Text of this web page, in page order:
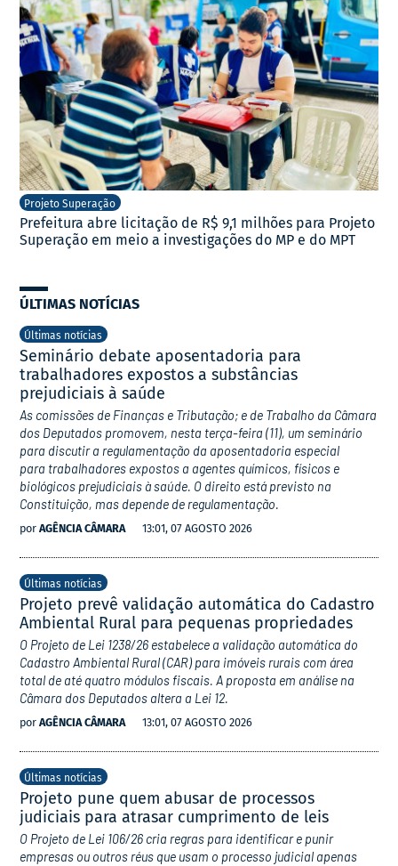
Projeto Superação
Prefeitura abre licitação de R$ 9,1 milhões para Projeto
Superação em meio a investigações do MP e do MPT
ÚLTIMAS NOTÍCIAS
Últimas notícias
Seminário debate aposentadoria para
trabalhadores expostos a substâncias
prejudiciais à saúde
As comissões de Finanças e Tributação; e de Trabalho da Câmara
dos Deputados promovem, nesta terça-feira (11), um seminário
para discutir a regulamentação da aposentadoria especial
para trabalhadores expostos a agentes químicos, físicos e
biológicos prejudiciais à saúde. O direito está previsto na
Constituição, mas depende de regulamentação.
por AGÊNCIA CÂMARA 13:01, 07 AGOSTO 2026
Últimas notícias
Projeto prevê validação automática do Cadastro
Ambiental Rural para pequenas propriedades
O Projeto de Lei 1238/26 estabelece a validação automática do
Cadastro Ambiental Rural (CAR) para imóveis rurais com área
total de até quatro módulos fiscais. A proposta em análise na
Câmara dos Deputados altera a Lei 12.
por AGÊNCIA CÂMARA 13:01, 07 AGOSTO 2026
Últimas notícias
Projeto pune quem abusar de processos
judiciais para atrasar cumprimento de leis
O Projeto de Lei 106/26 cria regras para identificar e punir
empresas ou outros réus que usam o processo judicial apenas